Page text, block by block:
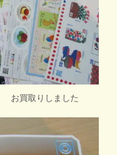
取りしました